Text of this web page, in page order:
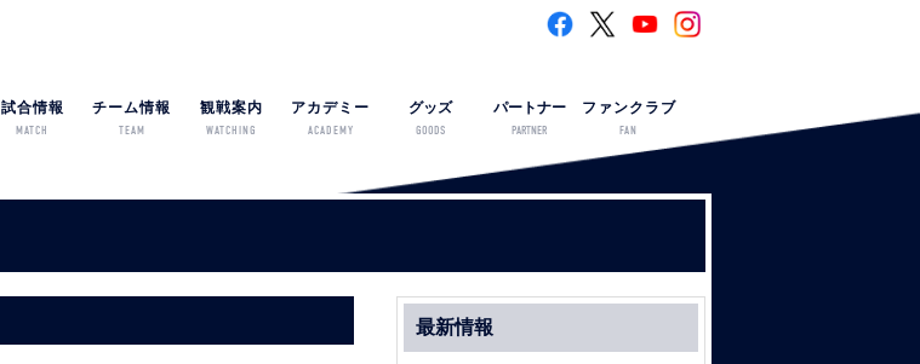
試合情報
MATCH
チーム情報
TEAM
観戦案内
WATCHING
アカデミー
ACADEMY
グッズ
GOODS
パートナー
PARTNER
ファンクラブ
FAN
最新情報